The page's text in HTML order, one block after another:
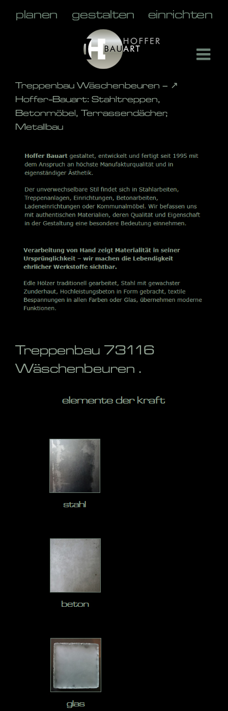
Treppenbau Wäschenbeuren – ↗️
Hoffer-Bauart: Stahltreppen,
Betonmöbel, Terrassendächer,
Metallbau
Treppenbau 73116
Wäschenbeuren .